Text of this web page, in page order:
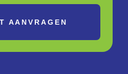
AANVRAGEN